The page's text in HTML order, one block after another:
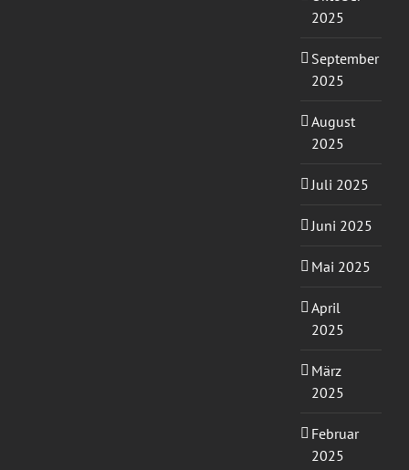
2025
September
2025
August
2025
Juli 2025
Juni 2025
Mai 2025
April
2025
März
2025
Februar
2025